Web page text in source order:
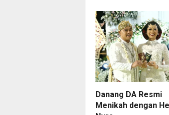
Danang DA Resmi
Menikah dengan